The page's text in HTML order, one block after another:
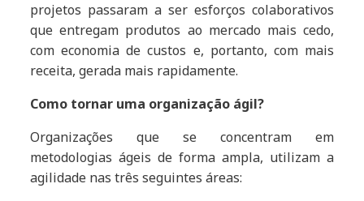
projetos passaram a ser esforços colaborativos
que entregam produtos ao mercado mais cedo,
com economia de custos e, portanto, com mais
receita, gerada mais rapidamente.
Como tornar uma organização ágil?
Organizações que se concentram em
metodologias ágeis de forma ampla, utilizam a
agilidade nas três seguintes áreas: